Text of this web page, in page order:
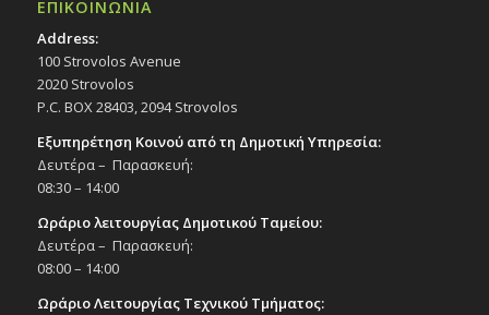
ΕΠΙΚΟΙΝΩΝΙΑ
Address:
100 Strovolos Avenue
2020 Strovolos
P.C. BOX 28403, 2094 Strovolos
Εξυπηρέτηση Κοινού από τη Δημοτική Υπηρεσία:
Δευτέρα – Παρασκευή:
08:30 – 14:00
Ωράριο λειτουργίας Δημοτικού Ταμείου:
Δευτέρα – Παρασκευή:
08:00 – 14:00
Ωράριο Λειτουργίας Τεχνικού Τμήματος: